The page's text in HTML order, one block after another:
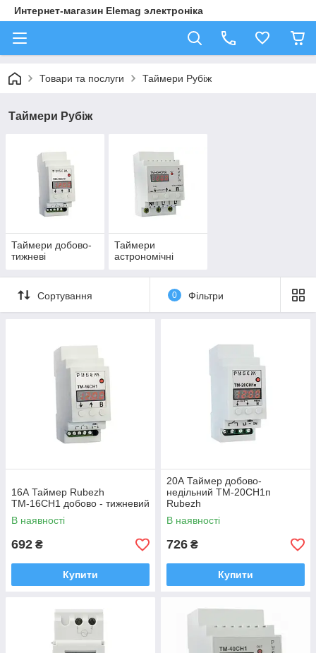
Интернет-магазин Elemag электроніка
Товари та послуги Таймери Рубіж
Таймери Рубіж
Таймери добово-
тижневі
Таймери
астрономічні
Сортування 0 Фільтри
16А Таймер Rubezh
ТМ-16СН1 добово - тижневий
В наявності
692 ₴
Купити
20А Таймер добово-
недільний ТМ-20СН1п
Rubezh
В наявності
726 ₴
Купити